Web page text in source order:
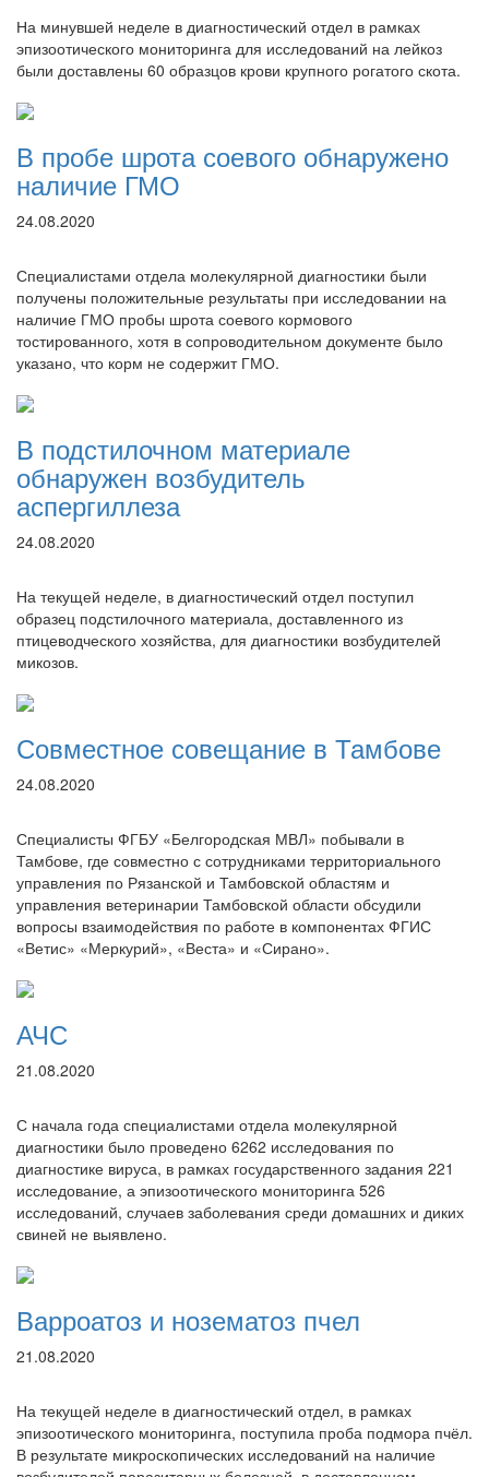
На минувшей неделе в диагностический отдел в рамках
эпизоотического мониторинга для исследований на лейкоз
были доставлены 60 образцов крови крупного рогатого скота.
В пробе шрота соевого обнаружено
наличие ГМО
24.08.2020
Специалистами отдела молекулярной диагностики были
получены положительные результаты при исследовании на
наличие ГМО пробы шрота соевого кормового
тостированного, хотя в сопроводительном документе было
указано, что корм не содержит ГМО.
В подстилочном материале
обнаружен возбудитель
аспергиллеза
24.08.2020
На текущей неделе, в диагностический отдел поступил
образец подстилочного материала, доставленного из
птицеводческого хозяйства, для диагностики возбудителей
микозов.
Совместное совещание в Тамбове
24.08.2020
Специалисты ФГБУ «Белгородская МВЛ» побывали в
Тамбове, где совместно с сотрудниками территориального
управления по Рязанской и Тамбовской областям и
управления ветеринарии Тамбовской области обсудили
вопросы взаимодействия по работе в компонентах ФГИС
«Ветис» «Меркурий», «Веста» и «Сирано».
АЧС
21.08.2020
С начала года специалистами отдела молекулярной
диагностики было проведено 6262 исследования по
диагностике вируса, в рамках государственного задания 221
исследование, а эпизоотического мониторинга 526
исследований, случаев заболевания среди домашних и диких
свиней не выявлено.
Варроатоз и нозематоз пчел
21.08.2020
На текущей неделе в диагностический отдел, в рамках
эпизоотического мониторинга, поступила проба подмора пчёл.
В результате микроскопических исследований на наличие